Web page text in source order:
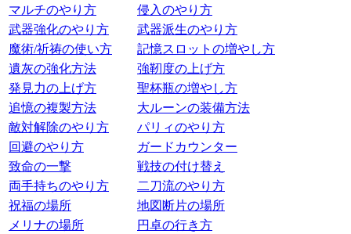
マルチのやり方
侵入のやり方
武器強化のやり方
武器派生のやり方
魔術/祈祷の使い方
記憶スロットの増やし方
遺灰の強化方法
強靭度の上げ方
発見力の上げ方
聖杯瓶の増やし方
追憶の複製方法
大ルーンの装備方法
敵対解除のやり方
パリィのやり方
回避のやり方
ガードカウンター
致命の一撃
戦技の付け替え
両手持ちのやり方
二刀流のやり方
祝福の場所
地図断片の場所
メリナの場所
円卓の行き方